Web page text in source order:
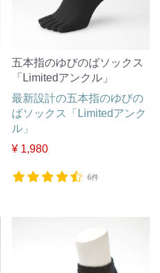
五本指のゆびのばソックス
「Limitedアンクル」
最新設計の五本指のゆびの
ばソックス「Limitedアンク
ル」
¥ 1,980
6件